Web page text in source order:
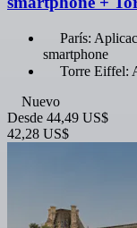
París:
smartphone
Torre Eiffel:
Nuevo
Desde 44,49 US$
42,28 US$